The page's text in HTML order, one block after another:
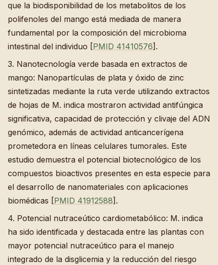
que la biodisponibilidad de los metabolitos de los
polifenoles del mango está mediada de manera
fundamental por la composición del microbioma
intestinal del individuo [PMID 41410576].
3. Nanotecnología verde basada en extractos de
mango: Nanopartículas de plata y óxido de zinc
sintetizadas mediante la ruta verde utilizando extractos
de hojas de M. indica mostraron actividad antifúngica
significativa, capacidad de protección y clivaje del ADN
genómico, además de actividad anticancerígena
prometedora en líneas celulares tumorales. Este
estudio demuestra el potencial biotecnológico de los
compuestos bioactivos presentes en esta especie para
el desarrollo de nanomateriales con aplicaciones
biomédicas [PMID 41912588].
4. Potencial nutraceútico cardiometabólico: M. indica
ha sido identificada y destacada entre las plantas con
mayor potencial nutraceútico para el manejo
integrado de la disglicemia y la reducción del riesgo